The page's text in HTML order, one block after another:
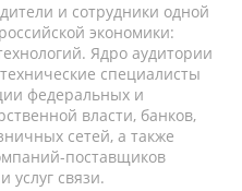
и сотрудники одной
экономики:
Ядро аудитории
специалисты
федеральных и
власти, банков,
сетей, а также
поставщиков
услуг связи.